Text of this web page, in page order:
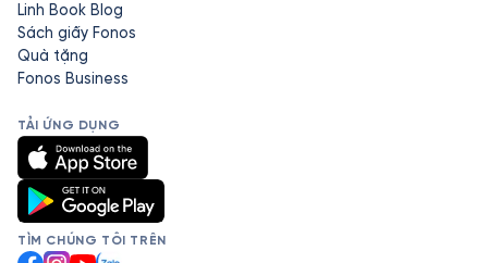
Linh Book Blog
Sách giấy Fonos
Quà tặng
Fonos Business
TẢI ỨNG DỤNG
TÌM CHÚNG TÔI TRÊN